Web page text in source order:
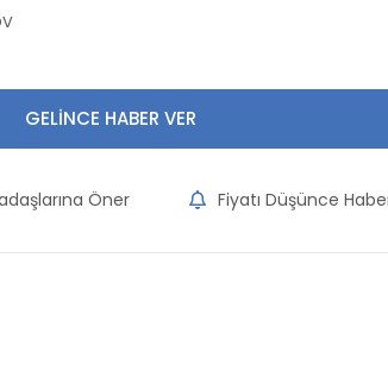
GELİNCE HABER VER
Öner Fiyatı Düşünce